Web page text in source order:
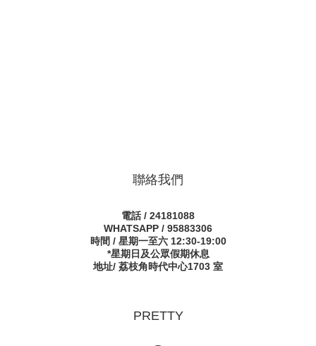
聯絡我們
電話 / 24181088
WHATSAPP / 95883306
時間 / 星期一至六 12:30-19:00
*星期日及公眾假期休息
地址/ 荔枝角時代中心1703 室
PRETTY